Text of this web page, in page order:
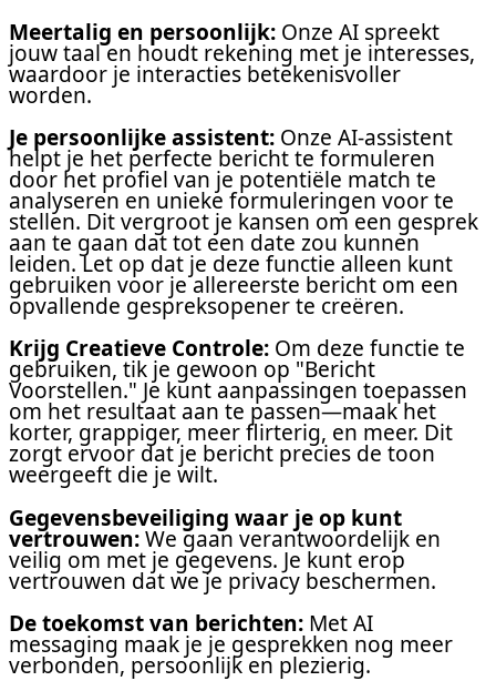
Meertalig en persoonlijk: Onze AI spreekt
jouw taal en houdt rekening met je interesses,
waardoor je interacties betekenisvoller
worden.
Je persoonlijke assistent: Onze AI-assistent
helpt je het perfecte bericht te formuleren
door het profiel van je potentiële match te
analyseren en unieke formuleringen voor te
stellen. Dit vergroot je kansen om een gesprek
aan te gaan dat tot een date zou kunnen
leiden. Let op dat je deze functie alleen kunt
gebruiken voor je allereerste bericht om een
opvallende gespreksopener te creëren.
Krijg Creatieve Controle: Om deze functie te
gebruiken, tik je gewoon op "Bericht
Voorstellen." Je kunt aanpassingen toepassen
om het resultaat aan te passen—maak het
korter, grappiger, meer flirterig, en meer. Dit
zorgt ervoor dat je bericht precies de toon
weergeeft die je wilt.
Gegevensbeveiliging waar je op kunt
vertrouwen:We gaan verantwoordelijk en
veilig om met je gegevens. Je kunt erop
vertrouwen dat we je privacy beschermen.
De toekomst van berichten: Met AI
messaging maak je je gesprekken nog meer
verbonden, persoonlijk en plezierig.